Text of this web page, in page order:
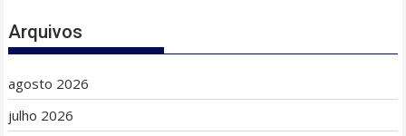
Arquivos
agosto 2026
julho 2026